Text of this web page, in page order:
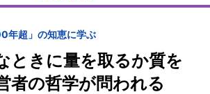
年超」の知恵に学ぶ
ときに量を取るか質を
の哲学が問われる